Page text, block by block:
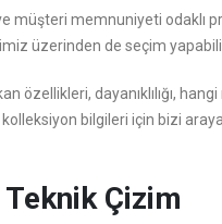
müşteri memnuniyeti odaklı
üzerinden de seçim
özellikleri, dayanıklılığı,
bilgileri için bizi
Çizim